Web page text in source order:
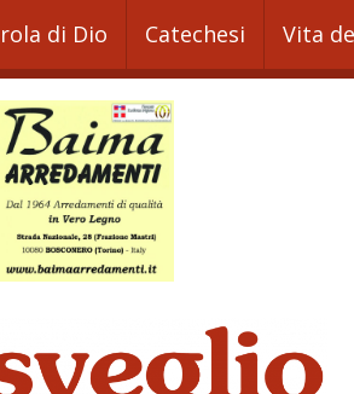
di Dio Catechesi Vita